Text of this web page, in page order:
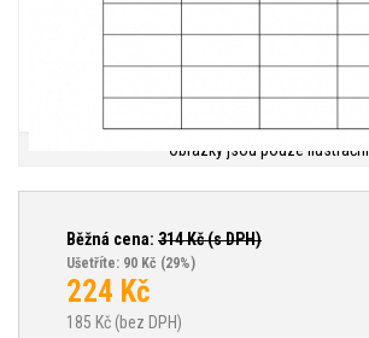
Obrázky jsou pouze ilustrační.
Běžná cena: 314Kč (s DPH)
Ušetříte: 90 Kč (29%)
224 Kč
185 Kč (bez DPH)